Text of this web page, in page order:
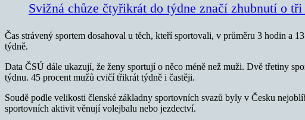
Svižná chůze čtyřikrát do týdne značí zhubnutí o
Čas strávený sportem dosahoval u těch, kteří sportovali, v průměru 3 hodin a
týdně.
Data ČSÚ dále ukazují, že ženy sportují o něco méně než muži. Dvě třetiny
týdnu. 45 procent mužů cvičí třikrát týdně i častěji.
Soudě podle velikosti členské základny sportovních svazů byly v Česku
sportovních aktivit věnují volejbalu nebo jezdectví.